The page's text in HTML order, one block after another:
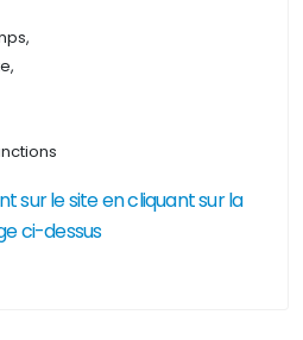
sur le site en cliquant sur la
ci-dessus